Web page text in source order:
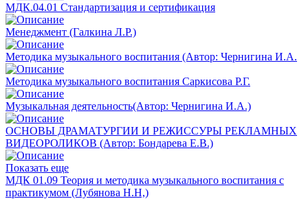
МДК.04.01 Стандартизация и сертификация
Менеджмент (Галкина Л.Р.)
Методика музыкального воспитания (Автор: Чернигина И.А.
Методика музыкального воспитания Саркисова Р.Г.
Музыкальная деятельность(Автор: Чернигина И.А.)
ОСНОВЫ ДРАМАТУРГИИ И РЕЖИССУРЫ РЕКЛАМНЫХ
ВИДЕОРОЛИКОВ (Автор: Бондарева Е.В.)
Показать еще
МДК 01.09 Теория и методика музыкального воспитания с
практикумом (Лубянова Н.Н,)